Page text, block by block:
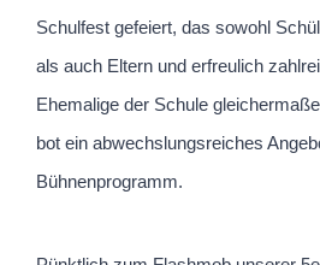
Schulfest gefeiert, das sowohl
als auch Eltern und erfreulich
Ehemalige der Schule
bot ein abwechslungsreiches
Bühnenprogramm.